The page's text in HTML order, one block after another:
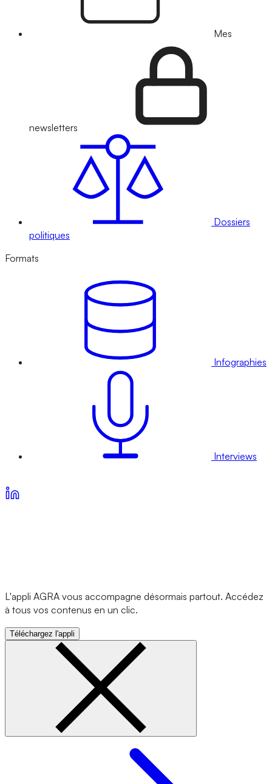
Mes
newsletters
Dossiers
politiques
Formats
Infographies
Interviews
L'appli AGRA vous accompagne désormais partout. Accédez
à tous vos contenus en un clic.
Téléchargez l'appli